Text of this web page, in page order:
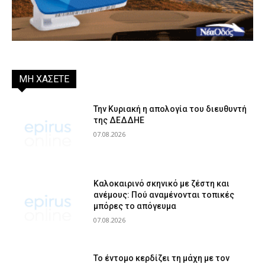
ΜΗ ΧΑΣΕΤΕ
Την Κυριακή η απολογία του διευθυντή
της ΔΕΔΔΗΕ
07.08.2026
Καλοκαιρινό σκηνικό με ζέστη και
ανέμους: Πού αναμένονται τοπικές
μπόρες το απόγευμα
07.08.2026
Το έντομο κερδίζει τη μάχη με τον